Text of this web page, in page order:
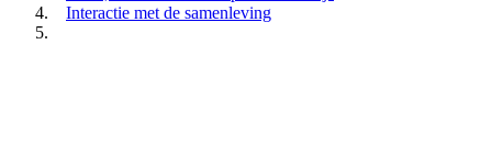
Interactie met de samenleving